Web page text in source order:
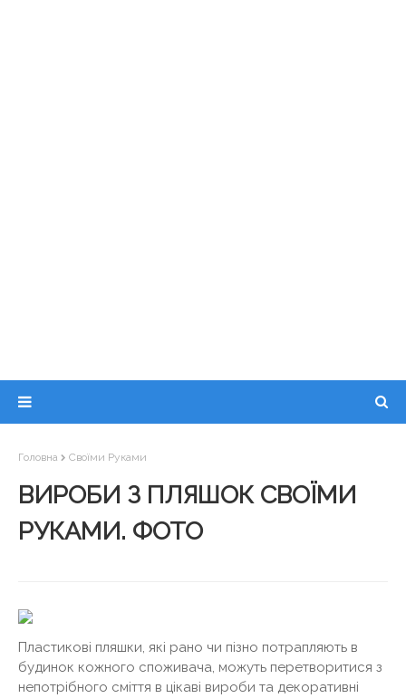
Головна Своїми Руками
ВИРОБИ З ПЛЯШОК СВОЇМИ
РУКАМИ. ФОТО
Пластикові пляшки, які рано чи пізно потрапляють в
будинок кожного споживача, можуть перетворитися з
непотрібного сміття в цікаві вироби та декоративні